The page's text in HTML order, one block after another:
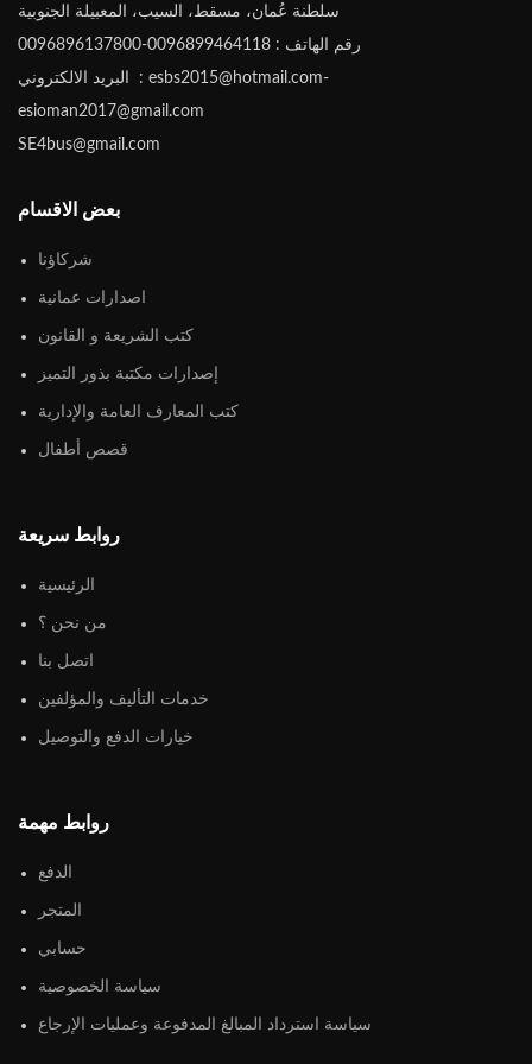
سلطنة عُمان، مسقط، السيب، المعبيلة الجنوبية
رقم الهاتف : 0096899464118-0096896137800
البريد الالكتروني : esbs2015@hotmail.com-
esioman2017@gmail.com
SE4bus@gmail.com
بعض الاقسام
شركاؤنا
اصدارات عمانية
كتب الشريعة و القانون
إصدارات مكتبة بذور التميز
كتب المعارف العامة والإدارية
قصص أطفال
روابط سريعة
الرئيسية
من نحن ؟
اتصل بنا
خدمات التأليف والمؤلفين
خيارات الدفع والتوصيل
روابط مهمة
الدفع
المتجر
حسابي
سياسة الخصوصية
سياسة استرداد المبالغ المدفوعة وعمليات الإرجاع